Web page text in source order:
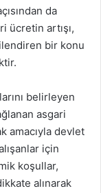
da
ücretin artışı,
bir konu
belirleyen
asgari
amacıyla devlet
için
koşullar,
alınarak